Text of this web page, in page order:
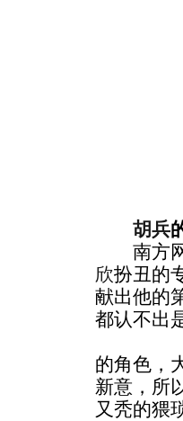
胡兵
南方网
欣扮丑的
献出他的
都认不出
的角色，
新意，所
又秃的猥